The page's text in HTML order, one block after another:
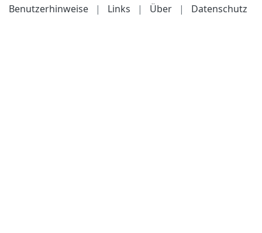
Benutzerhinweise
| Links | Über | Datenschutz